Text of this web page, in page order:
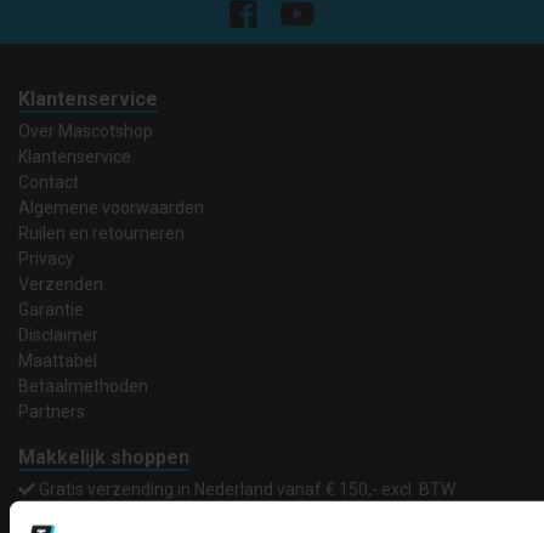
Klantenservice
Over Mascotshop
Klantenservice
Contact
Algemene voorwaarden
Ruilen en retourneren
Privacy
Verzenden
Garantie
Disclaimer
Maattabel
Betaalmethoden
Partners
Makkelijk shoppen
Gratis verzending in Nederland vanaf € 150,- excl. BTW